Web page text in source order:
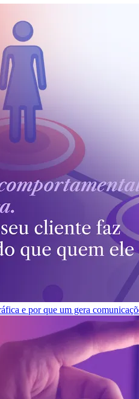
e por que um gera